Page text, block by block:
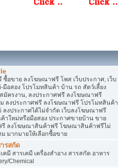
อขาย ลงโฆษณาฟรี โพส เว็บประกาศ, เว็บ
อสอง โปรโมทสินค้า บ้าน รถ สัตว์เลี้ยง
บสมัครงาน, ลงประกาศฟรี ลงโฆษณาฟรี
ลงประกาศฟรี ลงโฆษณาฟรี โปรโมทสินค้า
ลงประกาศได้ไม่จำกัด เว็บลงโฆษณาฟรี
ใหม่หรือมือสอง ประกาศขายบ้าน ขาย
รี ลงโฆษณาสินค้าฟรี โฆษณาสินค้าฟรีไม่
มากมายให้เลือกซื้อขาย
รสกัด
มี สารเคมี เครื่องสำอาง สารสกัด อาหาร
Chemical